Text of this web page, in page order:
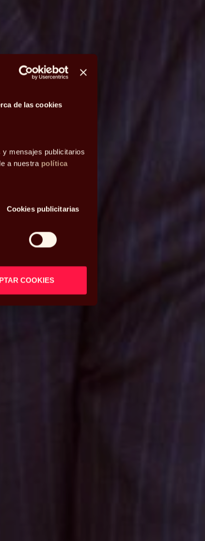
de las cookies
mensajes publicitarios
a nuestra política
Cookies publicitarias
COOKIES